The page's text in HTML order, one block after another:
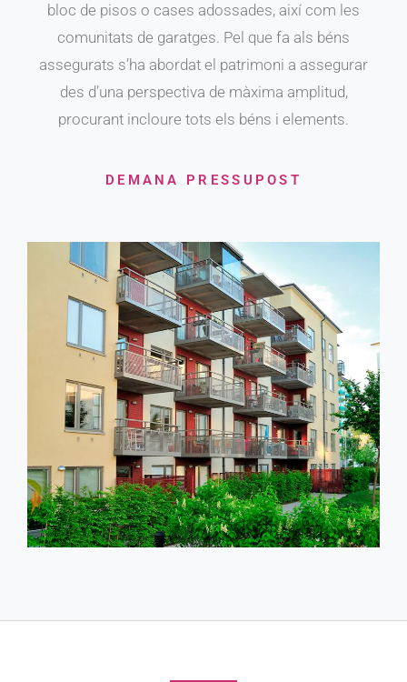
bloc de pisos o cases adossades, així com les
comunitats de garatges. Pel que fa als béns
assegurats s’ha abordat el patrimoni a assegurar
des d’una perspectiva de màxima amplitud,
procurant incloure tots els béns i elements.
DEMANA PRESSUPOST